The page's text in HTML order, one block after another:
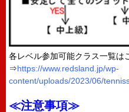
各レベル参加可能クラス一覧は
⇒https://www.redsland.jp/wp-
content/uploads/2023/06/
≪注意事項≫